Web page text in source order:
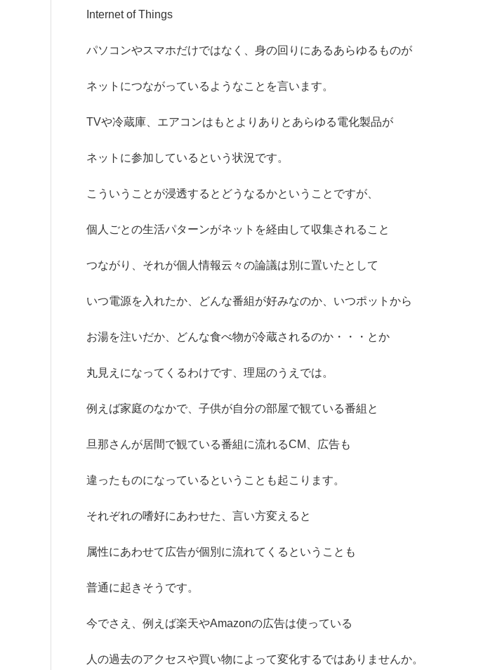
nternetofThings
パソコンやスマホだけではなく、身の回りにあるあらゆるものが
ネットにつながっているようなことを言います。
TVや冷蔵庫、エアコンはもとよりありとあらゆる電化製品が
ネットに参加しているという状況です。
こういうことが浸透するとどうなるかということですが、
個人ごとの生活パターンがネットを経由して収集されること
つながり、それが個人情報云々の論議は別に置いたとして
いつ電源を入れたか、どんな番組が好みなのか、いつポットから
お湯を注いだか、どんな食べ物が冷蔵されるのか・・・とか
丸見えになってくるわけです、理屈のうえでは。
例えば家庭のなかで、子供が自分の部屋で観ている番組と
旦那さんが居間で観ている番組に流れるCM、広告も
違ったものになっているということも起こります。
それぞれの嗜好にあわせた、言い方変えると
属性にあわせて広告が個別に流れてくるということも
普通に起きそうです。
今でさえ、例えば楽天やAmazonの広告は使っている
人の過去のアクセスや買い物によって変化するではありませんか。